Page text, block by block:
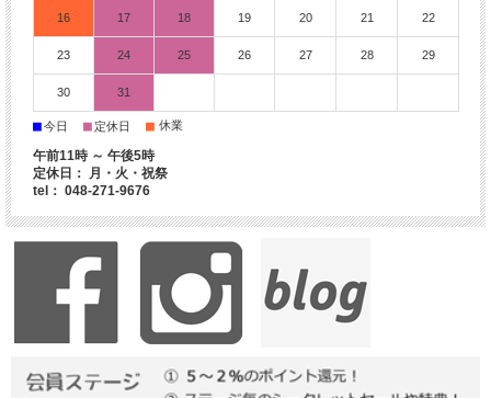
16 17 18 19 20 21 22
23 24 25 26 27 28 29
30 31
■今日 ■ 定休日 ■ 休業
午前11時 ～ 午後5時
定休日： 月・火・祝祭
tel： 048-271-9676